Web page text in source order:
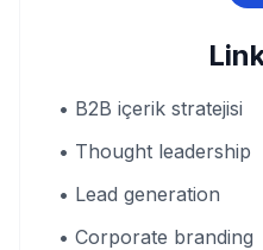
• B2B içerik stratejisi
• Thought leadership
• Lead generation
• Corporate branding